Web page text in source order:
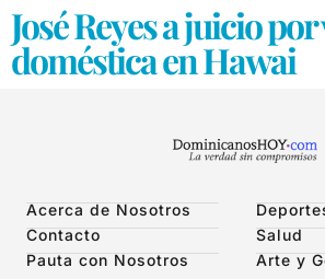
José Reyes a juicio
doméstica en Hawai
Acerca de Nosotros
Contacto
Pauta con Nosotros
Salud
Arte y